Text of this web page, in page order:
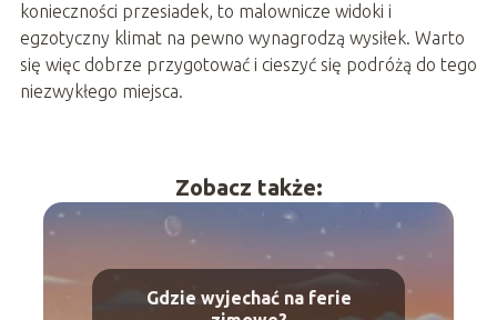
konieczności przesiadek, to malownicze widoki i
egzotyczny klimat na pewno wynagrodzą wysiłek. Warto
się więc dobrze przygotować i cieszyć się podróżą do tego
niezwykłego miejsca.
Zobacz także:
Gdzie wyjechać na ferie